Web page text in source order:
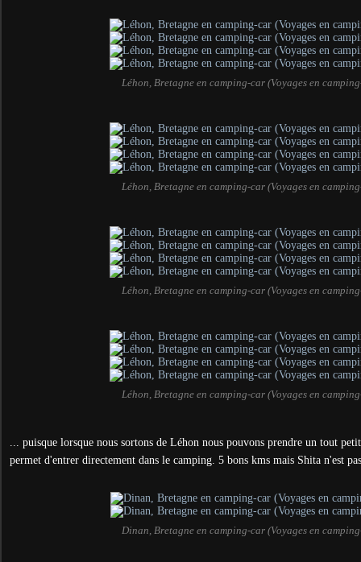
Léhon, Bretagne en camping-car (Voyages en
Léhon, Bretagne en camping-car (Voyages en
Léhon, Bretagne en camping-car (Voyages en
Léhon, Bretagne en camping-car (Voyages en
... puisque lorsque nous sortons de Léhon nous pouvons prendre un tout
permet d'entrer directement dans le camping. 5 bons kms mais Shita n'est
Dinan, Bretagne en camping-car (Voyages en